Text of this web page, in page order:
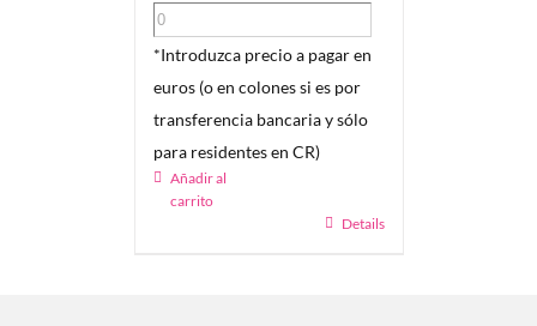
*Introduzca precio a pagar en
euros (o en colones si es por
transferencia bancaria y sólo
para residentes en CR)
Añadir al
carrito
Details